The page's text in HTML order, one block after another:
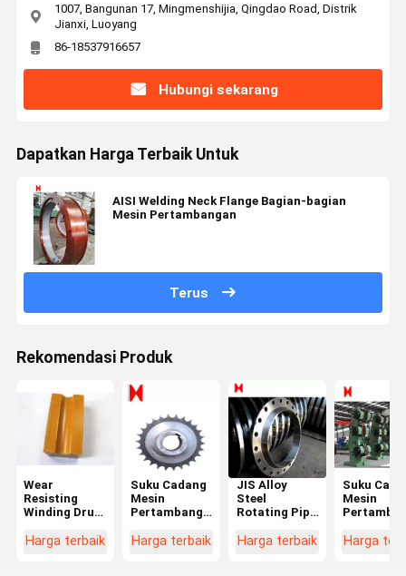
1007, Bangunan 17, Mingmenshijia, Qingdao Road, Distrik
Jianxi, Luoyang
86-18537916657
Hubungi sekarang
Dapatkan Harga Terbaik Untuk
AISI Welding Neck Flange Bagian-bagian
Mesin Pertambangan
Terus
Rekomendasi Produk
Wear
Resisting
Winding Drum
cm3 Suku
Harga terbaik
Suku Cadang
Mesin
Pertambangan
Harga terbaik
JIS Alloy
Steel
Rotating Pipe
Mesin
Harga terbaik
Suku
Mesin
Hoist Disc
Harga